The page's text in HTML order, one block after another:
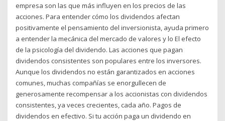
empresa son las que más influyen en los precios de las
acciones. Para entender cómo los dividendos afectan
positivamente el pensamiento del inversionista, ayuda primero
a entender la mecánica del mercado de valores y lo El efecto
de la psicología del dividendo. Las acciones que pagan
dividendos consistentes son populares entre los inversores.
Aunque los dividendos no están garantizados en acciones
comunes, muchas compañías se enorgullecen de
generosamente recompensar a los accionistas con dividendos
consistentes, ya veces crecientes, cada año. Pagos de
dividendos en efectivo. Si tu acción paga un dividendo en